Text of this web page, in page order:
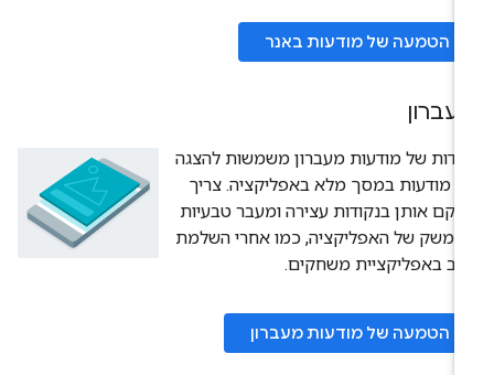
הטמעה של מודעות באנר
של מודעות מעברון משמשות להצגה
מודעות במסך מלא באפליקציה. צריך
אותן בנקודות עצירה ומעבר טבעיות
של האפליקציה, כמו אחרי השלמת
באפליקציית משחקים.
הטמעה של מודעות מעברון